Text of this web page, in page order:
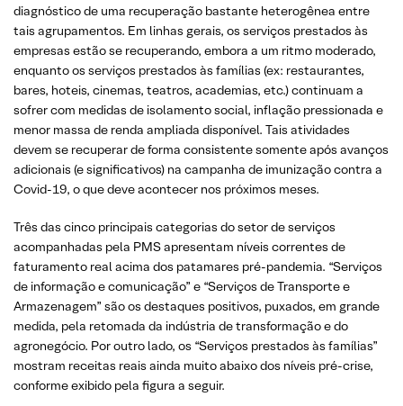
diagnóstico de uma recuperação bastante heterogênea entre
tais agrupamentos. Em linhas gerais, os serviços prestados às
empresas estão se recuperando, embora a um ritmo moderado,
enquanto os serviços prestados às famílias (ex: restaurantes,
bares, hoteis, cinemas, teatros, academias, etc.) continuam a
sofrer com medidas de isolamento social, inflação pressionada e
menor massa de renda ampliada disponível. Tais atividades
devem se recuperar de forma consistente somente após avanços
adicionais (e significativos) na campanha de imunização contra a
Covid-19, o que deve acontecer nos próximos meses.
Três das cinco principais categorias do setor de serviços
acompanhadas pela PMS apresentam níveis correntes de
faturamento real acima dos patamares pré-pandemia. “Serviços
de informação e comunicação” e “Serviços de Transporte e
Armazenagem” são os destaques positivos, puxados, em grande
medida, pela retomada da indústria de transformação e do
agronegócio. Por outro lado, os “Serviços prestados às famílias”
mostram receitas reais ainda muito abaixo dos níveis pré-crise,
conforme exibido pela figura a seguir.